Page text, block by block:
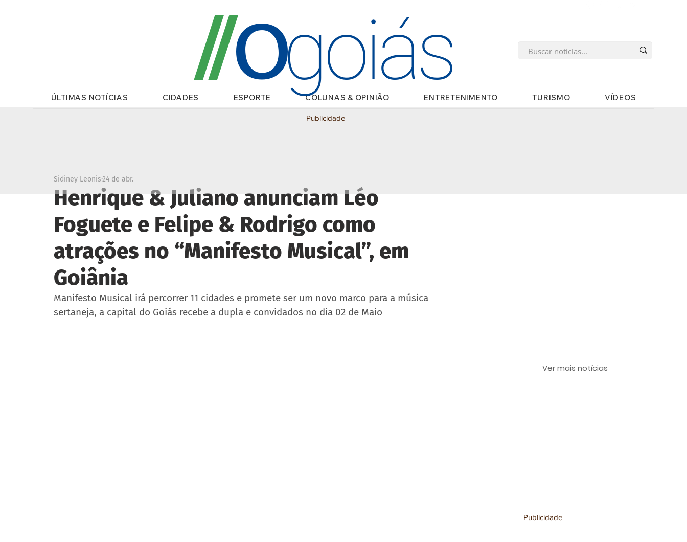
ÚLTIMAS NOTÍCIAS CIDADES ESPORTE COLUNAS & OPINIÃO ENTRETENIMENTO TURISMO VÍDEOS
//Ogoiás
Henrique & Juliano anunciam Léo
Foguete e Felipe & Rodrigo como
atrações no “Manifesto Musical”, em
Goiânia
Sidiney Leonis24 de abr.
Manifesto Musical irá percorrer 11 cidades e promete ser um novo marco para a música
sertaneja, a capital do Goiás recebe a dupla e convidados no dia 02 de Maio
Publicidade
Publicidade
Ver mais notícias